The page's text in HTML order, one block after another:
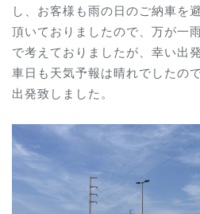
し、お客様も雨の日のご納車を
頂いておりましたので、万が一
で考えておりましたが、幸い出
車日も天気予報は晴れでしたの
出発致しました。